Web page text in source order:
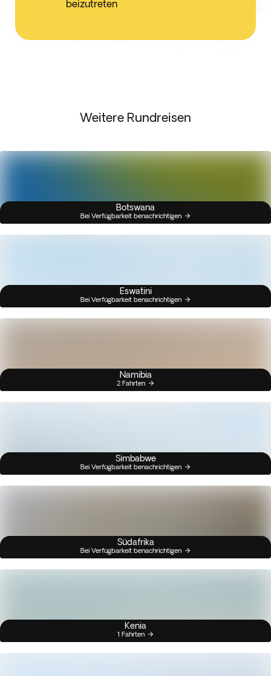
beizutreten
Weitere Rundreisen
Botswana
Bei Verfügbarkeit benachrichtigen
Eswatini
Bei Verfügbarkeit benachrichtigen
Namibia
2 Fahrten
Simbabwe
Bei Verfügbarkeit benachrichtigen
Südafrika
Bei Verfügbarkeit benachrichtigen
Kenia
1 Fahrten